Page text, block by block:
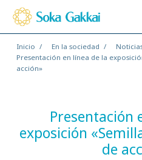
Inicio En la sociedad
Presentación en línea de la
acción»
Presentación
exposición
de